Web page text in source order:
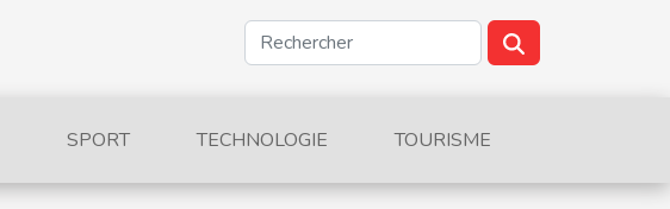
SPORT TECHNOLOGIE TOURISME